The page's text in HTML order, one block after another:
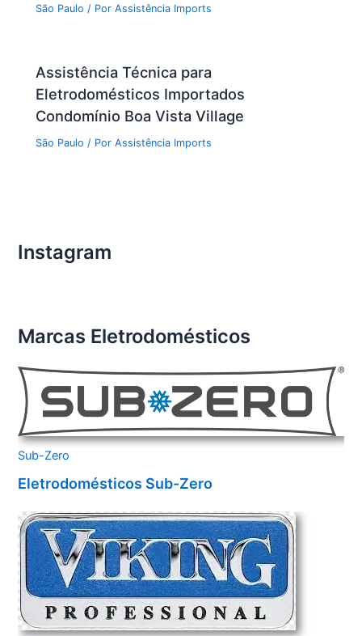
São Paulo / PorAssistência Imports
Assistência Técnica para
Eletrodomésticos Importados
Condomínio Boa Vista Village
São Paulo / PorAssistência Imports
Instagram
Marcas Eletrodomésticos
Sub-Zero
Eletrodomésticos Sub-Zero